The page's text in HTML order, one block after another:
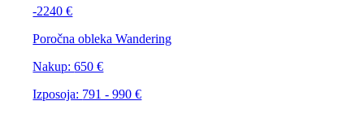
-2240 €
Poročna obleka Wandering
Nakup:650 €
Izposoja: 791 - 990 €